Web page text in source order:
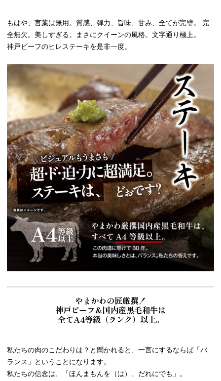
もはや、言葉は無用。質感、弾力、旨味、甘み、全てが完璧。 完
全無欠。美しすぎる。まさにクイーンの風格。文字通り極上。
神戸ビーフのヒレステーキを是非一度。
やまかわの匠厳撰！
神戸ビーフ＆国内産黒毛和牛は
全てA4等級（ランク）以上。
私たちの肉のこだわりは？と聞かれると、一言にするならば「バ
ランス」ということになります。
私たちの信念は、「ほんまもんを（は）、だれにでも」。